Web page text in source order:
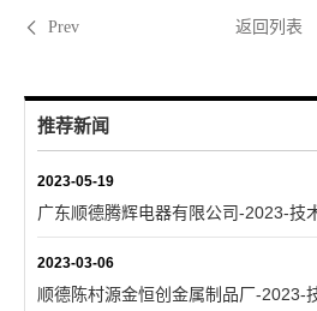
Prev 返回列表
推荐新闻
2023-05-19
广东顺德腾辉电器有限公司-2023-技
2023-03-06
顺德陈村源金恒创金属制品厂-2023-